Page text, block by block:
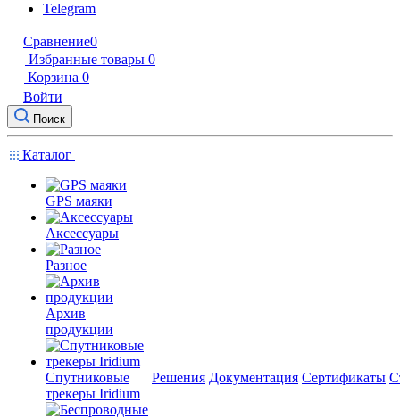
Telegram
Сравнение0
Избранные товары 0
Корзина 0
Войти
Поиск
Каталог
GPS маяки
Аксессуары
Разное
Архив
продукции
Спутниковые
трекеры Iridium
Решения Документация Сертификаты